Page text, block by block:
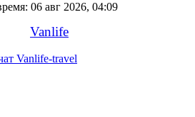
06 авг 2026, 04:09
Vanlife
Vanlife-travel